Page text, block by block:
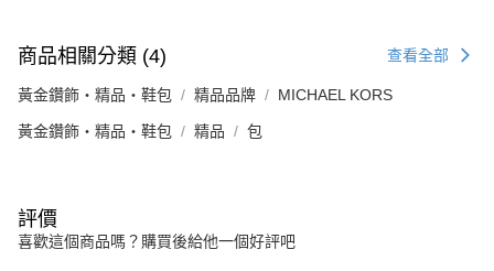
商品相關分類 (4) 查看全部
黃金鑽飾・精品・鞋包 精品品牌 MICHAEL KORS
黃金鑽飾・精品・鞋包 精品 包
評價
喜歡這個商品嗎？購買後給他一個好評吧